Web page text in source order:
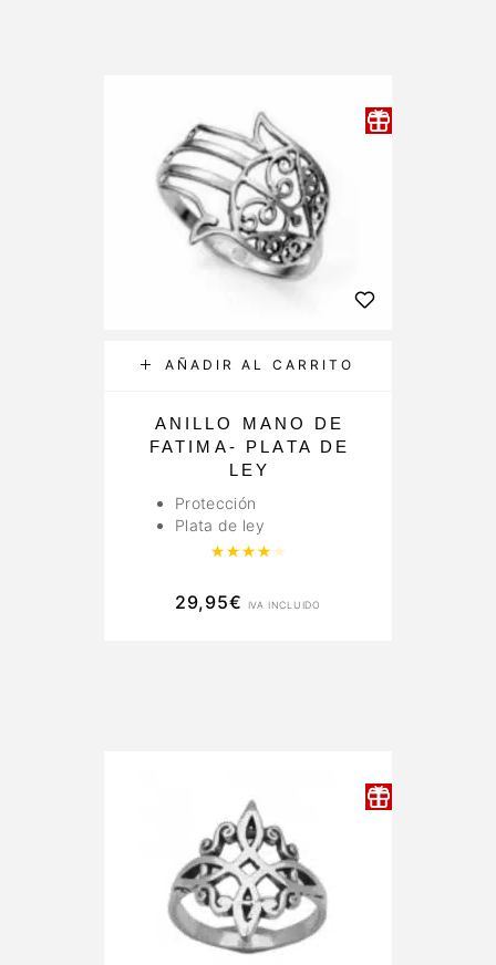
AÑADIR AL CARRITO
ANILLO MANO DE
FATIMA- PLATA DE
LEY
Protección
Plata de ley
Valorado con
29,95€ IVA INCLUIDO